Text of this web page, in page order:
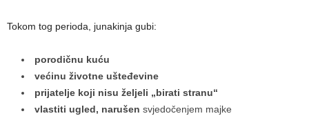
Tokom tog perioda, junakinja gubi:
porodičnu kuću
većinu životne ušteđevine
prijatelje koji nisu željeli „birati stranu“
vlastiti ugled, narušen svjedočenjem majke